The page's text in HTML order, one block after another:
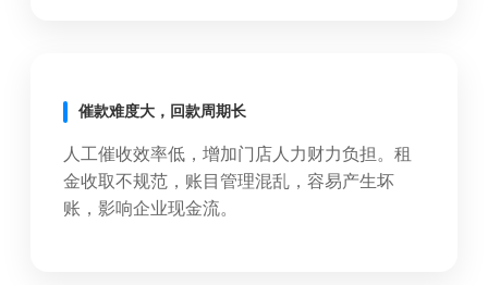
催款难度大，回款周期长
人工催收效率低，增加门店人力财力负担。租
金收取不规范，账目管理混乱，容易产生坏
账，影响企业现金流。